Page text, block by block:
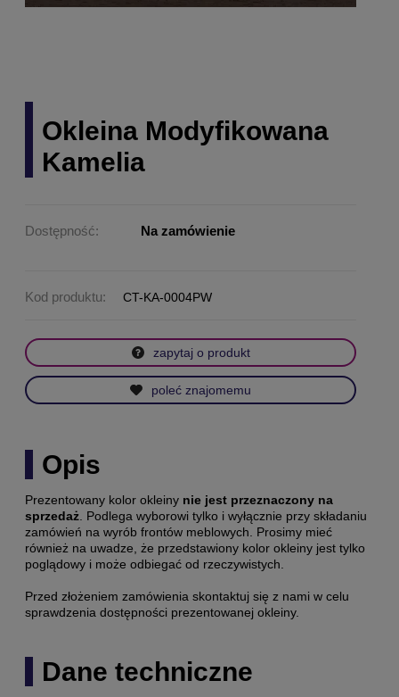
Okleina Modyfikowana
Kamelia
Dostępność: Na zamówienie
Kod produktu: CT-KA-0004PW
zapytaj o produkt
poleć znajomemu
Opis
Prezentowany kolor okleiny nie jest przeznaczony na
sprzedaż . Podlega wyborowi tylko i wyłącznie przy składaniu
zamówień na wyrób frontów meblowych. Prosimy mieć
również na uwadze, że przedstawiony kolor okleiny jest tylko
poglądowy i może odbiegać od rzeczywistych.
Przed złożeniem zamówienia skontaktuj się z nami w celu
sprawdzenia dostępności prezentowanej okleiny.
Dane techniczne